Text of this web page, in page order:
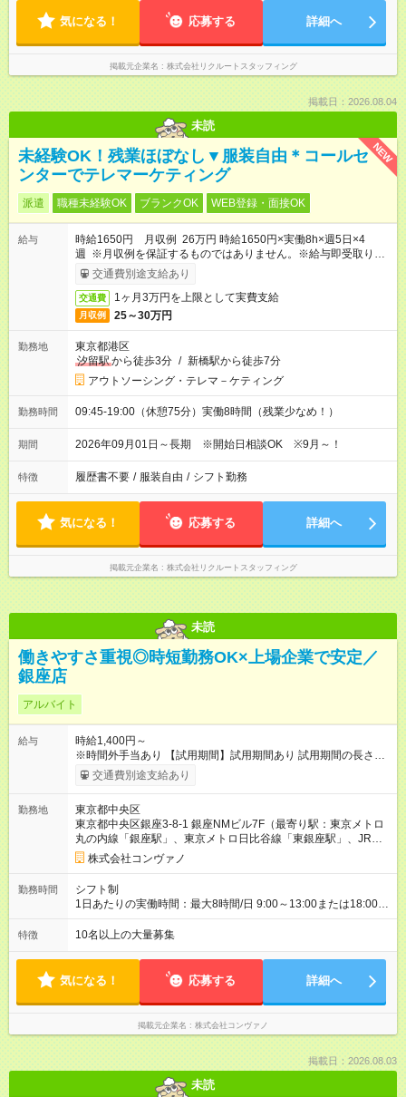
気になる！ 応募する 詳細へ
掲載元企業名 株式会社リクルートスタッフィング
掲載日：2026.08.04
未読
NEW
未経験OK！残業ほぼなし▼服装自由＊コールセ
ンターでテレマーケティング
派遣 職種未経験OK ブランクOK WEB登録・面接OK
給与
時給1650円 月収例 26万円 時給1650円×実働8h×週5日×4
週 ※月収例を保証するものではありません。※給与即受取りサ
ービス利用可（利用条件有）
交通費別途支給あり
交通費 1ヶ月3万円を上限として実費支給
月収例 25～30万円
勤務地
東京都港区
汐留駅から徒歩3分 / 新橋駅から徒歩7分
アウトソーシング・テレマ－ケティング
勤務時間 09:45-19:00（休憩75分）実働8時間（残業少なめ！）
期間 2026年09月01日～長期 ※開始日相談OK ※9月～！
特徴 履歴書不要 / 服装自由 / シフト勤務
気になる！ 応募する 詳細へ
掲載元企業名 株式会社リクルートスタッフィング
未読
働きやすさ重視◎時短勤務OK×上場企業で安定／
銀座店
アルバイト
給与
時給1,400円～
※時間外手当あり 【試用期間】試用期間あり 試用期間の長さ：2
ヶ月 雇用形態、給与は本採用時と同じです。 試用期間2か月 ※
ただし、会社の事情により、免除・短縮・延長することがあ
交通費別途支給あり
勤務地
東京都中央区
東京都中央区銀座3-8-1 銀座NMビル7F（最寄り駅：東京メトロ
丸の内線「銀座駅」、東京メトロ日比谷線「東銀座駅」、JR山
手線「有楽町駅」）
株式会社コンヴァノ
勤務時間
シフト制
1日あたりの実働時間：最大8時間/日 9:00～13:00または18:00～
21:00 ※商業施設内店舗は施設の営業時間に準じます。 週2～相
談可 有給休暇あり(規定あり)
特徴 10名以上の大量募集
気になる！ 応募する 詳細へ
掲載元企業名 株式会社コンヴァノ
掲載日：2026.08.03
未読